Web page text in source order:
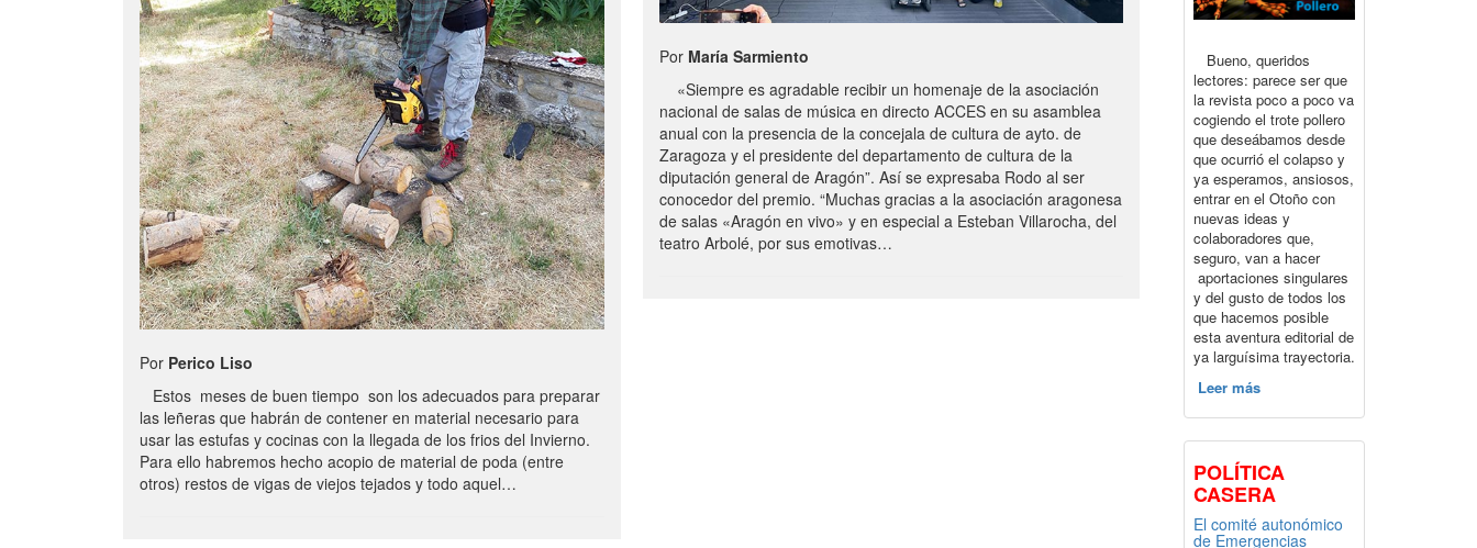
Por Perico Liso
Estos meses de buen tiempo son los adecuados para preparar
las leñeras que habrán de contener en material necesario para
usar las estufas y cocinas con la llegada de los frios del Invierno.
Para ello habremos hecho acopio de material de poda (entre
otros) restos de vigas de viejos tejados y todo aquel…
Por María Sarmiento
«Siempre es agradable recibir un homenaje de la asociación
nacional de salas de música en directo ACCES en su asamblea
anual con la presencia de la concejala de cultura de ayto. de
Zaragoza y el presidente del departamento de cultura de la
diputación general de Aragón”. Así se expresaba Rodo al ser
conocedor del premio. “Muchas gracias a la asociación aragonesa
de salas «Aragón en vivo» y en especial a Esteban Villarocha, del
teatro Arbolé, por sus emotivas…
Bueno, queridos
lectores: parece ser que
la revista poco a poco va
cogiendo el trote pollero
que deseábamos desde
que ocurrió el colapso y
ya esperamos, ansiosos,
entrar en el Otoño con
nuevas ideas y
colaboradores que,
seguro, van a hacer
aportaciones singulares
y del gusto de todos los
que hacemos posible
esta aventura editorial de
ya larguísima trayectoria.
Leer más
POLÍTICA
CASERA
El comité autonómico
de Emergencias